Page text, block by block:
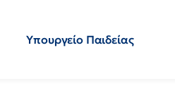
Υπουργείο Παιδείας